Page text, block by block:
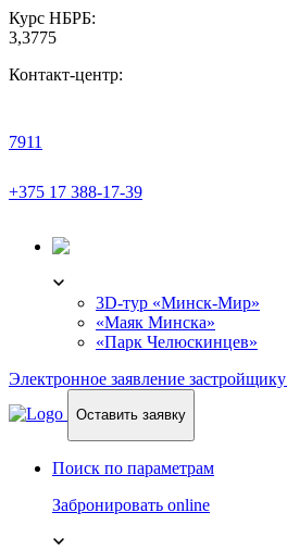
Курс НБРБ:
3,3775
Контакт-центр:
7911
+375 17 388-17-39
3D-тур «Минск-Мир»
«Маяк Минска»
«Парк Челюскинцев»
Электронное заявление застройщику
Оставить заявку
Поиск по параметрам
Забронировать online